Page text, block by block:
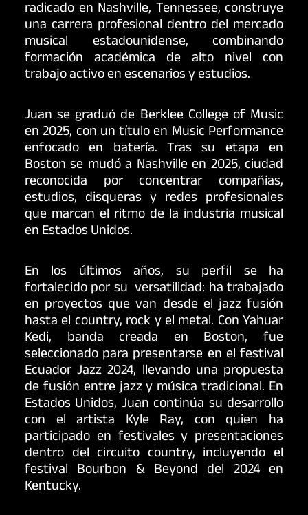
radicado en Nashville, Tennessee, construye
una carrera profesional dentro del mercado
musical estadounidense, combinando
formación académica de alto nivel con
trabajo activo en escenarios y estudios.
Juan se graduó de Berklee College of Music
en 2025, con un título en Music Performance
enfocado en batería. Tras su etapa en
Boston se mudó a Nashville en 2025, ciudad
reconocida por concentrar compañías,
estudios, disqueras y redes profesionales
que marcan el ritmo de la industria musical
en Estados Unidos.
En los últimos años, su perfil se ha
fortalecido por su versatilidad: ha trabajado
en proyectos que van desde el jazz fusión
hasta el country, rock y el metal. Con Yahuar
Kedi, banda creada en Boston, fue
seleccionado para presentarse en el festival
Ecuador Jazz 2024, llevando una propuesta
de fusión entre jazz y música tradicional. En
Estados Unidos, Juan continúa su desarrollo
con el artista Kyle Ray, con quien ha
participado en festivales y presentaciones
dentro del circuito country, incluyendo el
festival Bourbon & Beyond del 2024 en
Kentucky.